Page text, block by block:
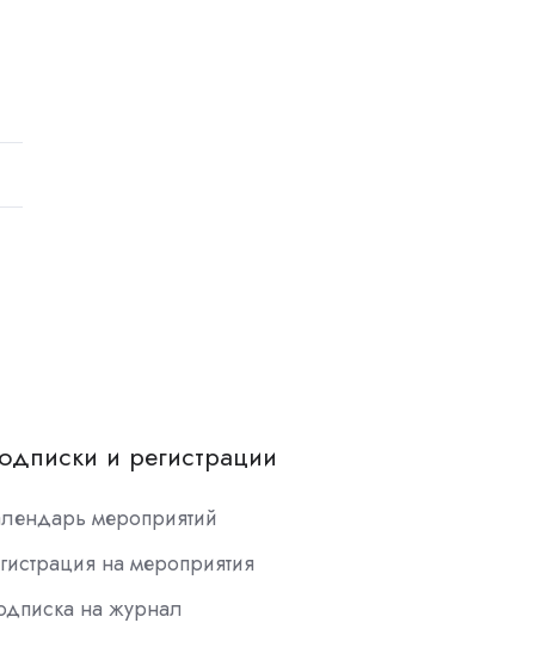
и регистрации
мероприятий
на мероприятия
на журнал